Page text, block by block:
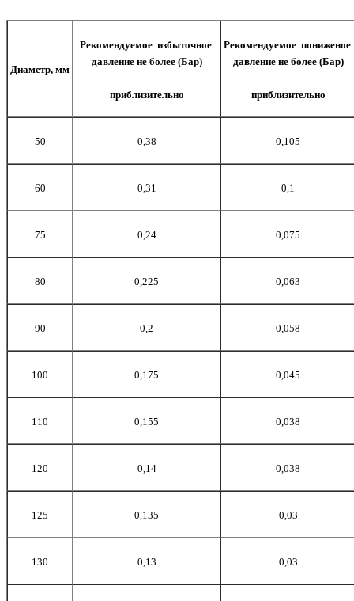
Диаметр, мм
Рекомендуемое избыточное
давление не более (Бар)
приблизительно
Рекомендуемое пониженое
давление не более (Бар)
приблизительно
50 0,38 0,105
60 0,31 0,1
75 0,24 0,075
80 0,225 0,063
90 0,2 0,058
100 0,175 0,045
110 0,155 0,038
120 0,14 0,038
125 0,135 0,03
130 0,13 0,03